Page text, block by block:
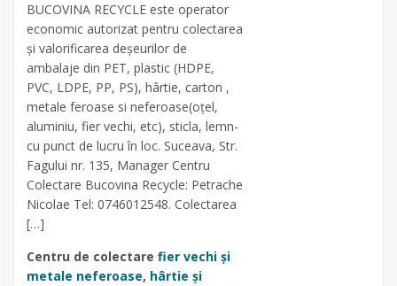
BUCOVINA RECYCLE este operator
economic autorizat pentru colectarea
și valorificarea deșeurilor de
ambalaje din PET, plastic (HDPE,
PVC, LDPE, PP, PS), hârtie, carton ,
metale feroase si neferoase(oțel,
aluminiu, fier vechi, etc), sticla, lemn-
cu punct de lucru în loc. Suceava, Str.
Fagului nr. 135, Manager Centru
Colectare Bucovina Recycle: Petrache
Nicolae Tel: 0746012548. Colectarea
[…]
Centru de colectare fier vechi și
metale neferoase, hârtie și